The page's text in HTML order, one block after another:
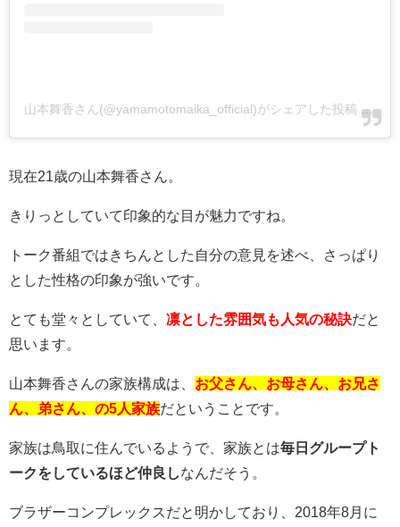
山本舞香さん(@yamamotomaika_official)がシェアした投稿 2019
現在21歳の山本舞香さん。
きりっとしていて印象的な目が魅力ですね。
トーク番組ではきちんとした自分の意見を述べ、さっぱり
とした性格の印象が強いです。
とても堂々としていて、 凛とした雰囲気も人気の秘訣だと
思います。
山本舞香さんの家族構成は、 お父さん、お母さん、お兄さ
ん、弟さん、の5人家族だということです。
家族は鳥取に住んでいるようで、家族とは毎日グループト
ークをしているほど仲良しなんだそう。
ブラザーコンプレックスだと明かしており、2018年8月に